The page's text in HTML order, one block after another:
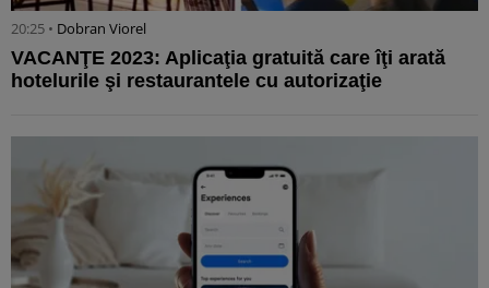
20:25 • Dobran Viorel
VACANŢE 2023: Aplicaţia gratuită care îţi arată
hotelurile şi restaurantele cu autorizaţie